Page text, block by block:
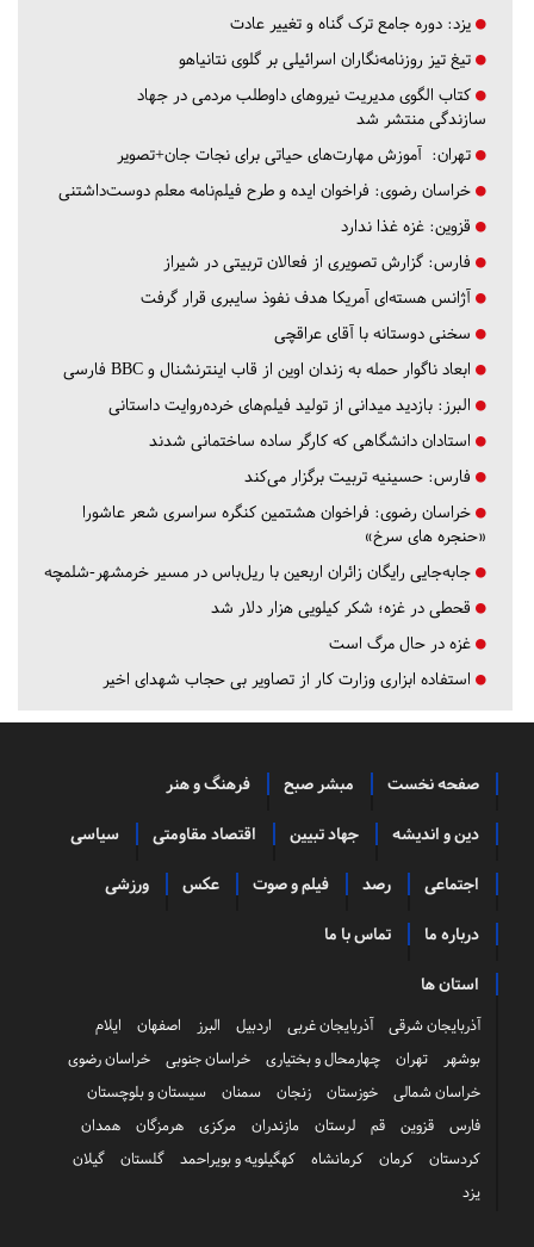
یزد: دوره جامع ترک گناه و تغییر عادت
تیغ تیز روزنامه‌نگاران اسرائیلی بر گلوی نتانیاهو
کتاب الگوی مدیریت نیروهای داوطلب مردمی در جهاد
سازندگی منتشر شد
تهران: آموزش مهارت‌های حیاتی برای نجات جان+تصویر
خراسان رضوی: فراخوان ایده و طرح فیلم‌نامه معلم دوست‌داشتنی
قزوین: غزه غذا ندارد
فارس: گزارش تصویری از فعالان تربیتی در شیراز
آژانس هسته‌ای آمریکا هدف نفوذ سایبری قرار گرفت
سخنی دوستانه با آقای عراقچی
ابعاد ناگوار حمله به زندان اوین از قاب اینترنشنال و BBC فارسی
البرز: بازدید میدانی از تولید فیلم‌های خرده‌روایت داستانی
استادان دانشگاهی که کارگر ساده ساختمانی شدند
فارس: حسینیه تربیت برگزار می‌کند
خراسان رضوی: فراخوان هشتمین کنگره سراسری شعر عاشورا
«حنجره های سرخ»
جابه‌جایی رایگان زائران اربعین با ریل‌باس در مسیر خرمشهر-شلمچه
قحطی در غزه؛ شکر کیلویی هزار دلار شد
غزه در حال مرگ است
استفاده ابزاری وزارت کار از تصاویر بی حجاب شهدای اخیر
صفحه نخست مبشر صبح فرهنگ و هنر
دین و اندیشه جهاد تبیین اقتصاد مقاومتی سیاسی
اجتماعی رصد فیلم و صوت عکس ورزشی
درباره ما تماس با ما
استان ها
آذربایجان شرقی آذربایجان غربی اردبیل البرز اصفهان
ایلام
بوشهر
تهران چهارمحال و بختیاری خراسان جنوبی
خراسان رضوی
خراسان شمالی
خوزستان زنجان سمنان
سیستان و بلوچستان
فارس
قزوین قم لرستان مازندران مرکزی هرمزگان
همدان
کردستان
کرمان کرمانشاه کهگیلویه و بویراحمد گلستان
گیلان
یزد